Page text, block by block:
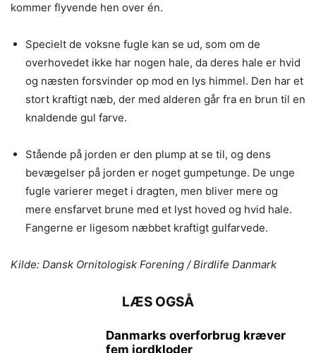
kommer flyvende hen over én.
Specielt de voksne fugle kan se ud, som om de
overhovedet ikke har nogen hale, da deres hale er hvid
og næsten forsvinder op mod en lys himmel. Den har et
stort kraftigt næb, der med alderen går fra en brun til en
knaldende gul farve.
Stående på jorden er den plump at se til, og dens
bevægelser på jorden er noget gumpetunge. De unge
fugle varierer meget i dragten, men bliver mere og
mere ensfarvet brune med et lyst hoved og hvid hale.
Fangerne er ligesom næbbet kraftigt gulfarvede.
Kilde: Dansk Ornitologisk Forening / Birdlife Danmark
LÆS OGSÅ
Danmarks overforbrug kræver
fem jordkloder